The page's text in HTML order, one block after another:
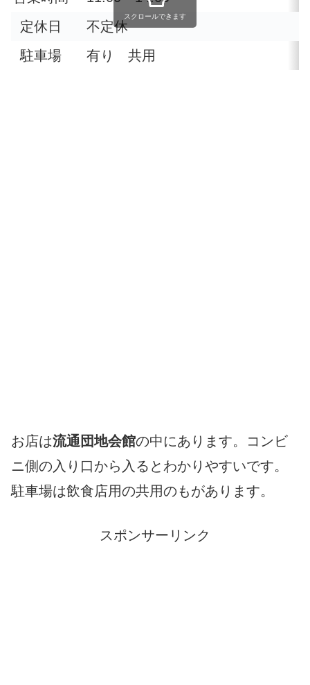
定休日
不定休
駐車場
有り 共用
スクロールできます
お店は流通団地会館の中にあります。コンビ
ニ側の入り口から入るとわかりやすいです。
駐車場は飲食店用の共用のもがあります。
スポンサーリンク